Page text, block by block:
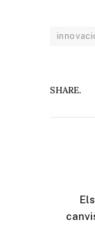
SHARE.